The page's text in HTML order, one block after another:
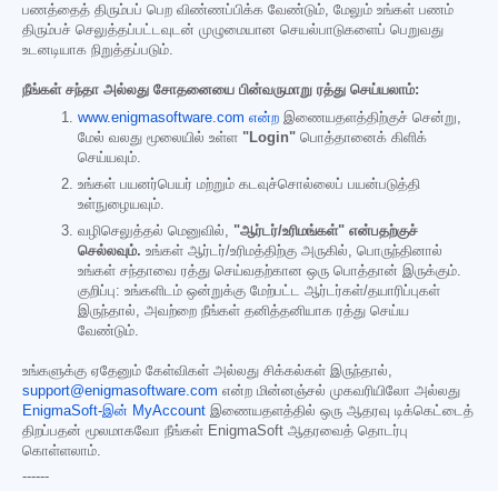
பணத்தைத் திரும்பப் பெற விண்ணப்பிக்க வேண்டும், மேலும் உங்கள் பணம்
திரும்பச் செலுத்தப்பட்டவுடன் முழுமையான செயல்பாடுகளைப் பெறுவது
உடனடியாக நிறுத்தப்படும்.
நீங்கள் சந்தா அல்லது சோதனையை பின்வருமாறு ரத்து செய்யலாம்:
www.enigmasoftware.com என்ற இணையதளத்திற்குச் சென்று,
மேல் வலது மூலையில் உள்ள "Login" பொத்தானைக் கிளிக்
செய்யவும்.
உங்கள் பயனர்பெயர் மற்றும் கடவுச்சொல்லைப் பயன்படுத்தி
உள்நுழையவும்.
வழிசெலுத்தல் மெனுவில், "ஆர்டர்/உரிமங்கள்" என்பதற்குச்
செல்லவும். உங்கள் ஆர்டர்/உரிமத்திற்கு அருகில், பொருந்தினால்
உங்கள் சந்தாவை ரத்து செய்வதற்கான ஒரு பொத்தான் இருக்கும்.
குறிப்பு: உங்களிடம் ஒன்றுக்கு மேற்பட்ட ஆர்டர்கள்/தயாரிப்புகள்
இருந்தால், அவற்றை நீங்கள் தனித்தனியாக ரத்து செய்ய
வேண்டும்.
உங்களுக்கு ஏதேனும் கேள்விகள் அல்லது சிக்கல்கள் இருந்தால்,
support@enigmasoftware.com என்ற மின்னஞ்சல் முகவரியிலோ அல்லது
EnigmaSoft-இன் MyAccount இணையதளத்தில் ஒரு ஆதரவு டிக்கெட்டைத்
திறப்பதன் மூலமாகவோ நீங்கள் EnigmaSoft ஆதரவைத் தொடர்பு
கொள்ளலாம்.
------